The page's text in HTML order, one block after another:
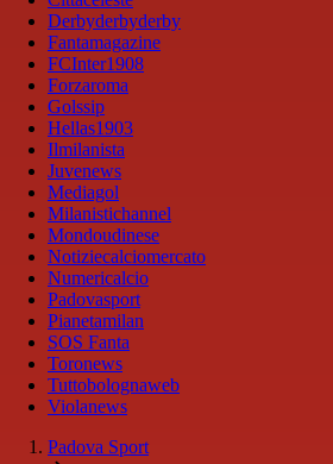
Derbyderbyderby
Fantamagazine
FCInter1908
Forzaroma
Golssip
Hellas1903
Ilmilanista
Juvenews
Mediagol
Milanistichannel
Mondoudinese
Notiziecalciomercato
Numericalcio
Padovasport
Pianetamilan
SOS Fanta
Toronews
Tuttobolognaweb
Violanews
Padova Sport